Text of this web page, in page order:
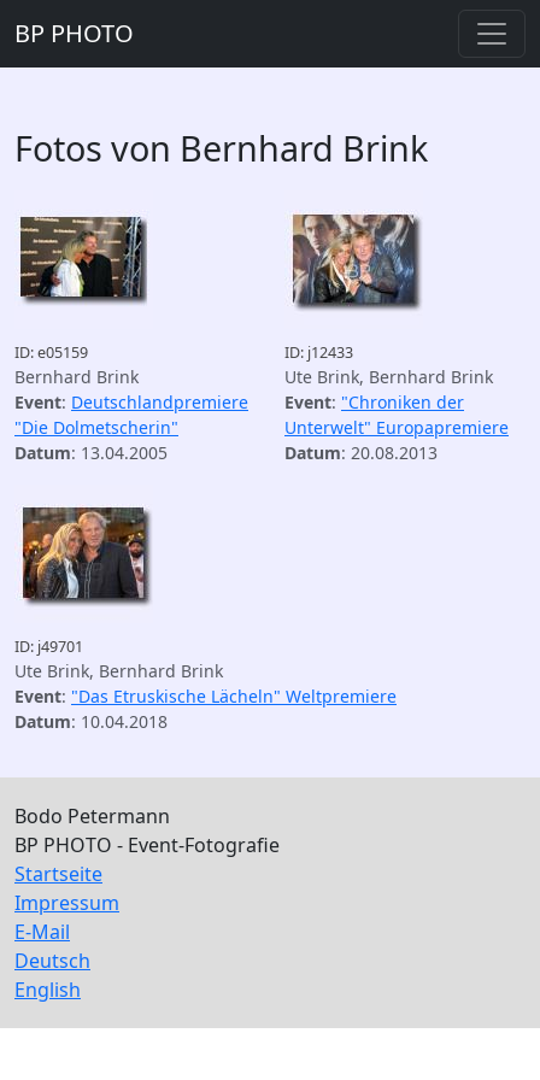
BP PHOTO
Fotos von Bernhard Brink
ID: e05159
Bernhard Brink
Event: Deutschlandpremiere
"Die Dolmetscherin"
Datum: 13.04.2005
ID: j12433
Ute Brink, Bernhard Brink
Event: "Chroniken der
Unterwelt" Europapremiere
Datum: 20.08.2013
ID: j49701
Ute Brink, Bernhard Brink
Event: "Das Etruskische Lächeln" Weltpremiere
Datum: 10.04.2018
Bodo Petermann
BP PHOTO - Event-Fotografie
Startseite
Impressum
E-Mail
Deutsch
English